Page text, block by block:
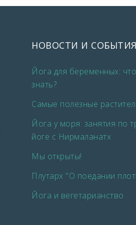
НОВОСТИ И СОБЫТИЯ
Йога для беременных:
знать?
Самые полезные
Йога у моря: занятия по
йоге с Нирмаланатх
Мы открыты!
Плутарх "О поедании
Йога и вегетарианство